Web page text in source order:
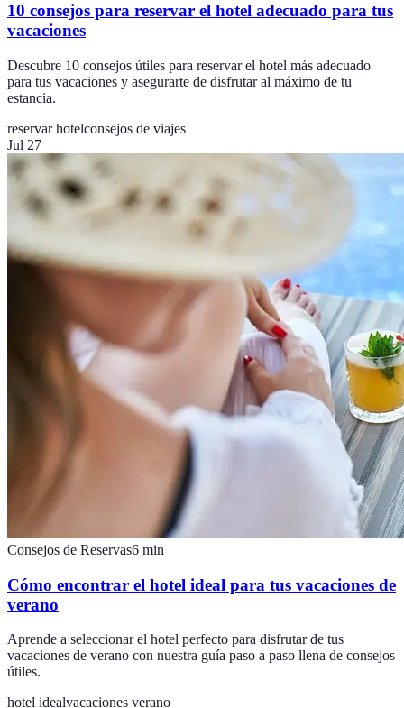
10 consejos para reservar el hotel adecuado para tus
vacaciones
Descubre 10 consejos útiles para reservar el hotel más adecuado
para tus vacaciones y asegurarte de disfrutar al máximo de tu
estancia.
reservar hotelconsejos de viajes
Jul 27
Consejos de Reservas6 min
Cómo encontrar el hotel ideal para tus vacaciones de
verano
Aprende a seleccionar el hotel perfecto para disfrutar de tus
vacaciones de verano con nuestra guía paso a paso llena de consejos
útiles.
hotel idealvacaciones verano